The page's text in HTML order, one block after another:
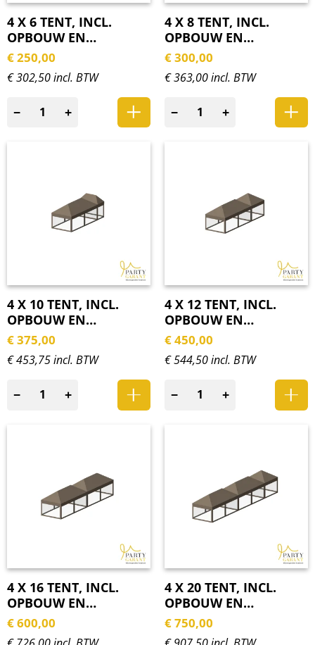
4 X 6 TENT, INCL.
OPBOUW EN
ZIJWANDEN
€250,00
€ 302,50 incl. BTW
− +
4 X 8 TENT, INCL.
OPBOUW EN
ZIJWANDEN
€300,00
€ 363,00 incl. BTW
− +
4 X 10 TENT, INCL.
OPBOUW EN
ZIJWANDEN
€375,00
€ 453,75 incl. BTW
− +
4 X 12 TENT, INCL.
OPBOUW EN
ZIJWANDEN
€450,00
€ 544,50 incl. BTW
− +
4 X 16 TENT, INCL.
OPBOUW EN
ZIJWANDEN
€600,00
4 X 20 TENT, INCL.
OPBOUW EN
ZIJWANDEN
€750,00